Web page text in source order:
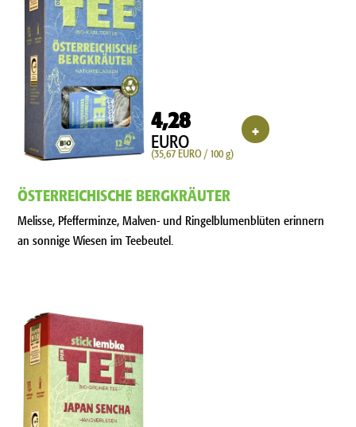
4,28
EURO
(35,67 EURO / 100 g)
+
ÖSTERREICHISCHE BERGKRÄUTER
Melisse, Pfefferminze, Malven- und Ringelblumenblüten erinnern
an sonnige Wiesen im Teebeutel.